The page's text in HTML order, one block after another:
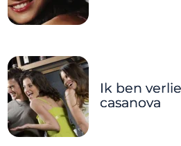
Ik ben
casanova